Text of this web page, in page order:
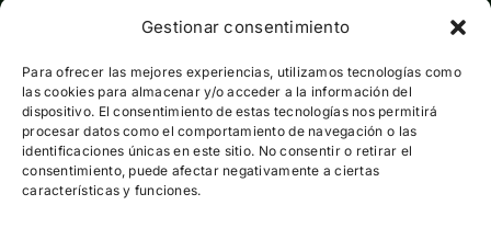
Gestionar consentimiento
Para ofrecer las mejores experiencias, utilizamos tecnologías como
las cookies para almacenar y/o acceder a la información del
dispositivo. El consentimiento de estas tecnologías nos permitirá
procesar datos como el comportamiento de navegación o las
identificaciones únicas en este sitio. No consentir o retirar el
consentimiento, puede afectar negativamente a ciertas
características y funciones.
Con el apoyo de: